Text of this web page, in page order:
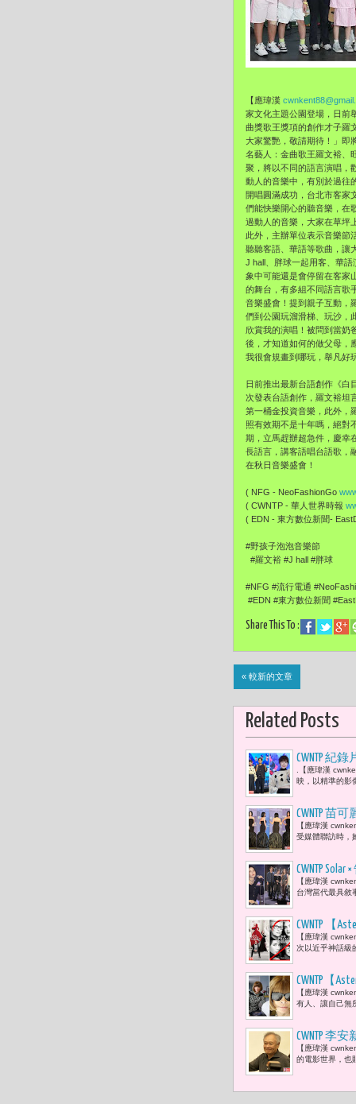
【應瑋漢
家文化主題公園登場，日前
曲獎歌王獎項的創作才子羅
大家驚艷， 敬請期待！」即
名藝人：金曲歌王羅文裕、
聚，將以不同的語言演唱，
動人的音樂中，有別於過往
開唱圓滿成功， 台北市客家
們能快樂開心的聽音樂， 在
過動人的音樂， 大家在草坪
此外，主辦單位表示音樂節
聽聽客語、華語等歌曲， 讓
J hall、胖球一起用客、華
象中可能還是會停留在客家
的舞台， 有多組不同語言歌
音樂盛會！提到親子互動，
們到公園玩溜滑梯、玩沙，
欣賞我的演唱！ 被問到當奶
後， 才知道如何的做父母，
我很會規畫到哪玩，舉凡好
日前推出最新台語創作《白
次發表台語創作， 羅文裕坦
第一桶金投資音樂，此外，
照有效期不是十年嗎，絕對
期， 立馬趕辦超急件，慶幸
長語言，講客語唱台語歌，
在秋日音樂盛會！
( NFG - NeoFashionGo
( CWNTP - 華人世界時報
( EDN - 東方數位新聞-
#野孩子泡泡音樂節
#羅文裕 #J hall #胖球
#NFG #流行電通
#EDN #東方數位新聞
Share This To :
« 較新的文章
Related Posts
CWNTP 紀
軍時刻 曾
.【應瑋漢
映，以精準的影
CWNTP 苗
審主席 簡
【應瑋漢
受媒體聯訪時，
CWNTP
啦！」
【應瑋漢
台灣當代最具敘
CWNTP 【
尚權力的
【應瑋漢
次以近乎神話級
CWNTP【
上。」而安
【應瑋漢
有人、讓自己無
CWNTP 李
跡「拍電
【應瑋漢
的電影世界，也